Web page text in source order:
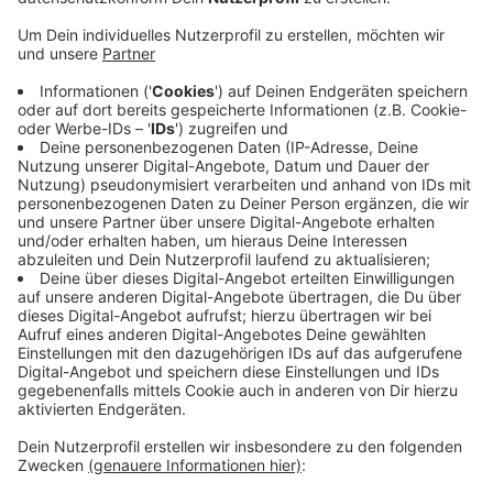
Breites Programm
Anzeige
Auch in diesem Semester wird es wieder ein breites
Programm für Kinder und Jugendliche von 6 bis 18
Jahren geben. Das teilte die Stadt Bocholt mit. Neben
spannenden Exkursionen, z.B. in den Wald gibt es auch
Kurse zu blitzschnellem Kopfrechnen und eine
Stadtrallye. Das komplette Programm gibt es online,
da könnt Ihr auch direkt die Kurse buchen.Den Link
dazu gibt es hier.
Anzeige